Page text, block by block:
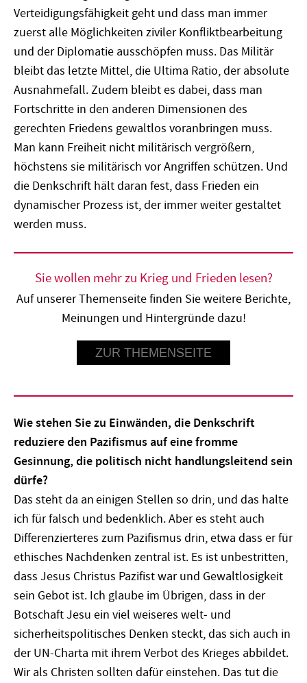
Verteidigungsfähigkeit geht und dass man immer
zuerst alle Möglichkeiten ziviler Konfliktbearbeitung
und der Diplomatie ausschöpfen muss. Das Militär
bleibt das letzte Mittel, die Ultima Ratio, der absolute
Ausnahmefall. Zudem bleibt es dabei, dass man
Fortschritte in den anderen Dimensionen des
gerechten Friedens gewaltlos voranbringen muss.
Man kann Freiheit nicht militärisch vergrößern,
höchstens sie militärisch vor Angriffen schützen. Und
die Denkschrift hält daran fest, dass Frieden ein
dynamischer Prozess ist, der immer weiter gestaltet
werden muss.
Sie wollen mehr zu Krieg und Frieden lesen?
Auf unserer Themenseite finden Sie weitere Berichte,
Meinungen und Hintergründe dazu!
ZUR THEMENSEITE
Wie stehen Sie zu Einwänden, die Denkschrift
reduziere den Pazifismus auf eine fromme
Gesinnung, die politisch nicht handlungsleitend sein
dürfe?
Das steht da an einigen Stellen so drin, und das halte
ich für falsch und bedenklich. Aber es steht auch
Differenzierteres zum Pazifismus drin, etwa dass er für
ethisches Nachdenken zentral ist. Es ist unbestritten,
dass Jesus Christus Pazifist war und Gewaltlosigkeit
sein Gebot ist. Ich glaube im Übrigen, dass in der
Botschaft Jesu ein viel weiseres welt- und
sicherheitspolitisches Denken steckt, das sich auch in
der UN-Charta mit ihrem Verbot des Krieges abbildet.
Wir als Christen sollten dafür einstehen. Das tut die